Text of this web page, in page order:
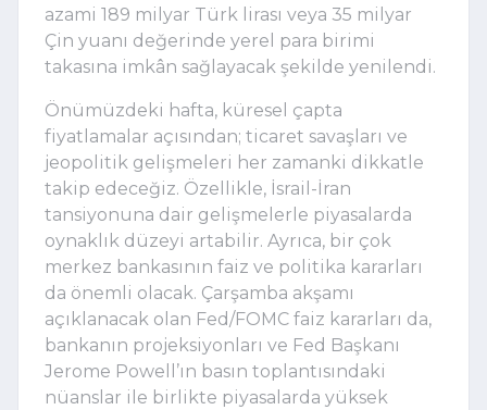
azami 189 milyar Türk lirası veya 35 milyar
Çin yuanı değerinde yerel para birimi
takasına imkân sağlayacak şekilde yenilendi.
Önümüzdeki hafta, küresel çapta
fiyatlamalar açısından; ticaret savaşları ve
jeopolitik gelişmeleri her zamanki dikkatle
takip edeceğiz. Özellikle, İsrail-İran
tansiyonuna dair gelişmelerle piyasalarda
oynaklık düzeyi artabilir. Ayrıca, bir çok
merkez bankasının faiz ve politika kararları
da önemli olacak. Çarşamba akşamı
açıklanacak olan Fed/FOMC faiz kararları da,
bankanın projeksiyonları ve Fed Başkanı
Jerome Powell’ın basın toplantısındaki
nüanslar ile birlikte piyasalarda yüksek